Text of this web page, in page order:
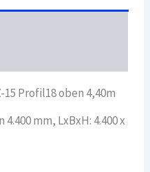
Profil18 oben 4,40m
mm, LxBxH: 4.400 x